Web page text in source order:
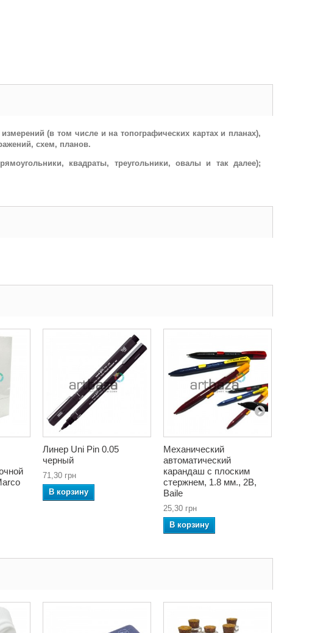
(в том числе и на топографических картах и планах),
схем, планов.
квадраты, треугольники, овалы и так далее);
Линер Uni Pin 0.05
черный
71,30 грн
В корзину
Механический
автоматический
карандаш с плоским
стержнем, 1.8 мм., 2B,
Baile
25,30 грн
В корзину